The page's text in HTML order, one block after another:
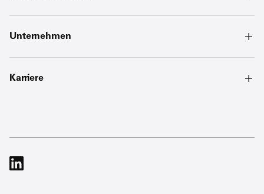
Unternehmen
Karriere